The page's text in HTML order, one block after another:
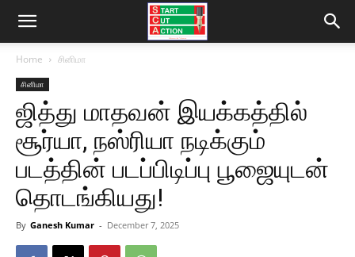
Home சினிமா
சினிமா
ஜித்து மாதவன் இயக்கத்தில்
சூர்யா, நஸ்ரியா நடிக்கும்
படத்தின் படப்பிடிப்பு பூஜையுடன்
தொடங்கியது!
By Ganesh Kumar - December 7, 2025